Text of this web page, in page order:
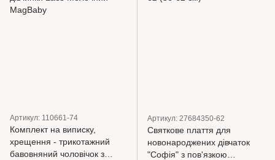
Артикул: 110661-74
Комплект на виписку,
хрещення - трикотажний
бавовняний чоловічок з
Артикул: 27684350-62
Святкове плаття для
новонароджених дівчаток
"Софія" з пов'язкою